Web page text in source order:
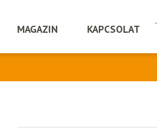
MAGAZIN KAPCSOLAT